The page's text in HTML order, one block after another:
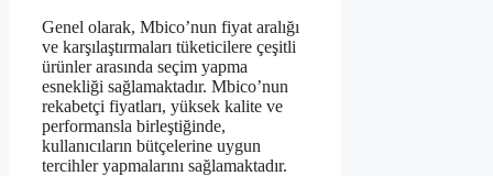
Genel olarak, Mbico’nun fiyat aralığı
ve karşılaştırmaları tüketicilere çeşitli
ürünler arasında seçim yapma
esnekliği sağlamaktadır. Mbico’nun
rekabetçi fiyatları, yüksek kalite ve
performansla birleştiğinde,
kullanıcıların bütçelerine uygun
tercihler yapmalarını sağlamaktadır.